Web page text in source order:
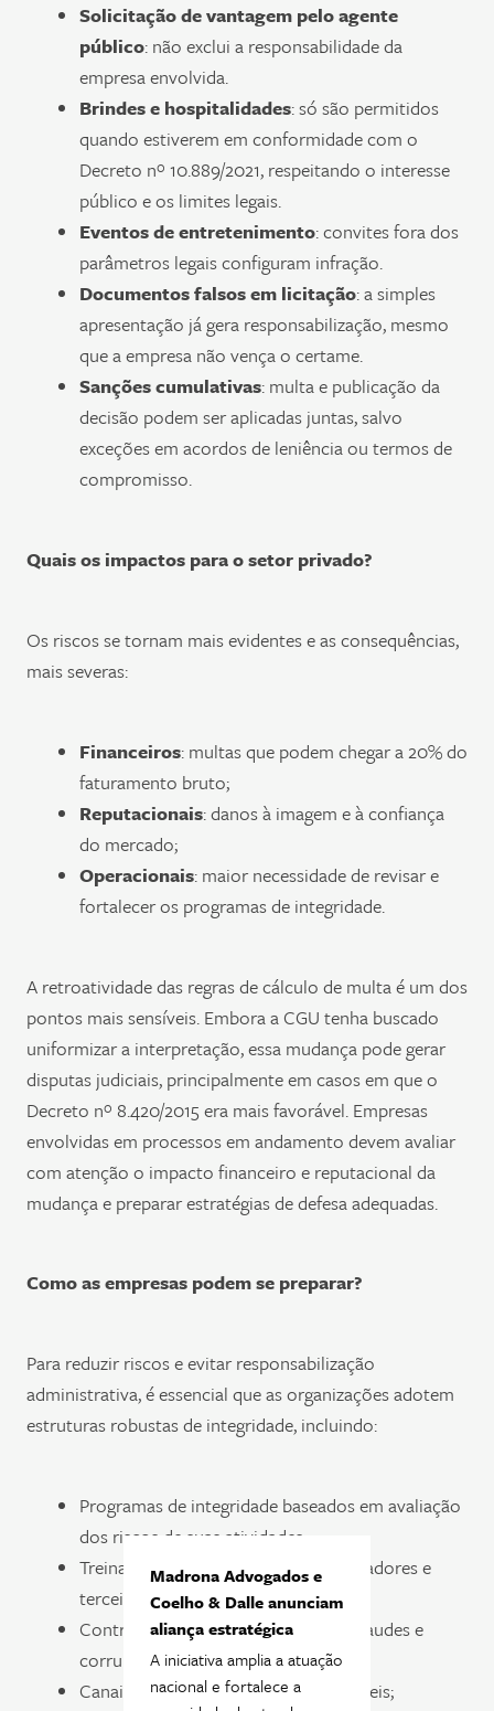
Solicitação de vantagem pelo agente
público: não exclui a responsabilidade da
empresa envolvida.
Brindes e hospitalidades: só são permitidos
quando estiverem em conformidade com o
Decreto nº 10.889/2021, respeitando o interesse
público e os limites legais.
Eventos de entretenimento: convites fora dos
parâmetros legais configuram infração.
Documentos falsos em licitação: a simples
apresentação já gera responsabilização, mesmo
que a empresa não vença o certame.
Sanções cumulativas: multa e publicação da
decisão podem ser aplicadas juntas, salvo
exceções em acordos de leniência ou termos de
compromisso.
Quais os impactos para o setor privado?
Os riscos se tornam mais evidentes e as consequências,
mais severas:
Financeiros: multas que podem chegar a 20% do
faturamento bruto;
Reputacionais: danos à imagem e à confiança
do mercado;
Operacionais: maior necessidade de revisar e
fortalecer os programas de integridade.
A retroatividade das regras de cálculo de multa é um dos
pontos mais sensíveis. Embora a CGU tenha buscado
uniformizar a interpretação, essa mudança pode gerar
disputas judiciais, principalmente em casos em que o
Decreto nº 8.420/2015 era mais favorável. Empresas
envolvidas em processos em andamento devem avaliar
com atenção o impacto financeiro e reputacional da
mudança e preparar estratégias de defesa adequadas.
Como as empresas podem se preparar?
Para reduzir riscos e evitar responsabilização
administrativa, é essencial que as organizações adotem
estruturas robustas de integridade, incluindo:
Programas de integridade baseados em avaliação
dos riscos de suas atividades;
Treinamentos regulares para colaboradores e
terceiros;
Controles internos eficazes contra fraudes e
corrupção;
Canais de denúncia seguros e auditáveis;
Madrona Advogados e
Coelho & Dalle anunciam
aliança estratégica
A iniciativa amplia a atuação
nacional e fortalece a